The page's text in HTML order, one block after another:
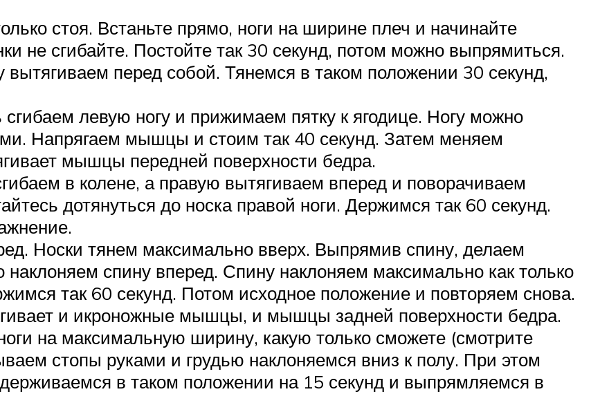
стоя. Встаньте прямо, ноги на ширине плеч и начинайте
не сгибайте. Постойте так 30 секунд, потом можно выпрямиться.
вытягиваем перед собой. Тянемся в таком положении 30 секунд,
левую ногу и прижимаем пятку к ягодице. Ногу можно
Напрягаем мышцы и стоим так 40 секунд. Затем меняем
мышцы передней поверхности бедра.
в колене, а правую вытягиваем вперед и поворачиваем
дотянуться до носка правой ноги. Держимся так 60 секунд.
Носки тянем максимально вверх. Выпрямив спину, делаем
спину вперед. Спину наклоняем максимально как только
так 60 секунд. Потом исходное положение и повторяем снова.
и икроножные мышцы, и мышцы задней поверхности бедра.
на максимальную ширину, какую только сможете (смотрите
стопы руками и грудью наклоняемся вниз к полу. При этом
в таком положении на 15 секунд и выпрямляемся в